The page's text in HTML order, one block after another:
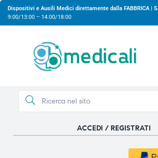
Dispositivi e Ausili Medici direttamente dalla FABBRICA |
9:00/13:00 – 14:00/18:00
ACCEDI / REGISTRATI